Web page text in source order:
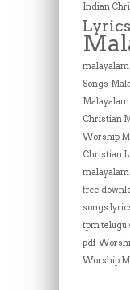
Indian
Songs
Malayalam
Christian
Worship
Christian
free
songs
tpm telugu
pdf
Worship